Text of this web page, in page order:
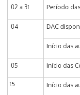
02 a 31 Período
04 DAC
Início das
05 Início das
15 Início das